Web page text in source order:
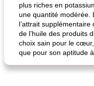
plus riches en
une quantité modérée.
l’attrait
de l’huile des produits
choix sain pour le
que pour son aptitude